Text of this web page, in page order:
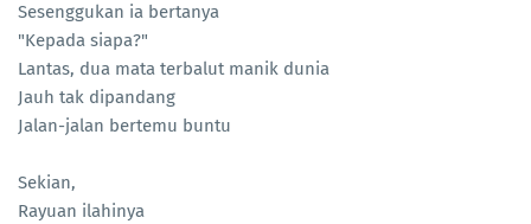
Sesenggukan ia bertanya
"Kepada siapa?"
Lantas, dua mata terbalut manik dunia
Jauh tak dipandang
Jalan-jalan bertemu buntu
Sekian,
Rayuan ilahinya